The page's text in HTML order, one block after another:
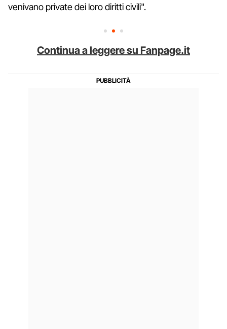
venivano private dei loro diritti civili".
Continua a leggere su Fanpage.it